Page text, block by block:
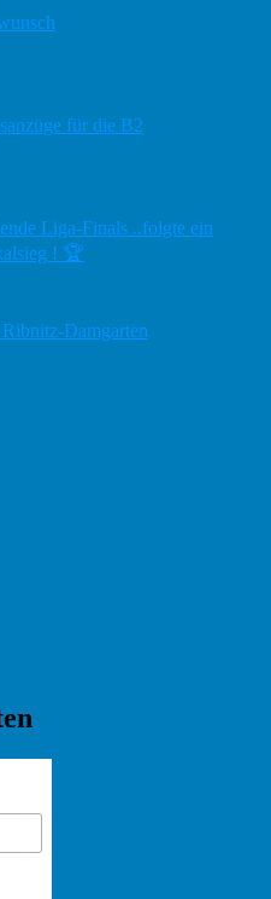
für die B2
Liga-Finals ..folgte ein
! 🏆
Damgarten